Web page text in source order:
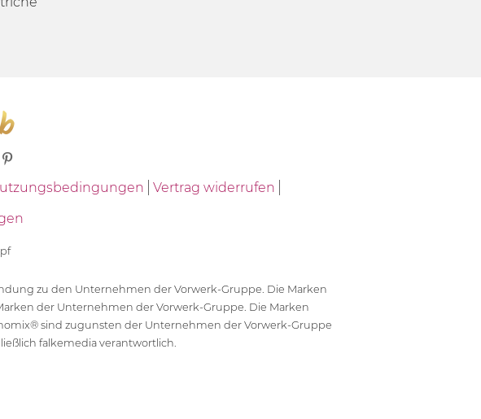
Vertrag widerrufen
zu den Unternehmen der Vorwerk-Gruppe. Die Marken
der Unternehmen der Vorwerk-Gruppe. Die Marken
sind zugunsten der Unternehmen der Vorwerk-Gruppe
falkemedia verantwortlich.